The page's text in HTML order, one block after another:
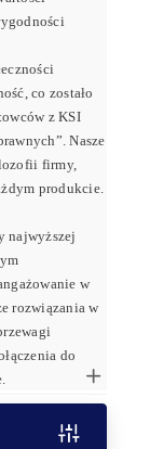
co zostało
z KSI
Nasze
firmy,
produkcie.
najwyższej
w
rozwiązania w
do